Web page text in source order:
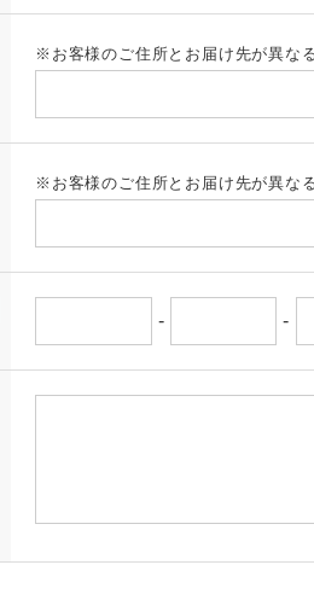
※お客様のご住所とお届け先が異な
※お客様のご住所とお届け先が異な
- -